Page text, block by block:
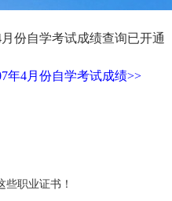
自学考试成绩查询已开通
年4月份自学考试成绩>>
些职业证书！